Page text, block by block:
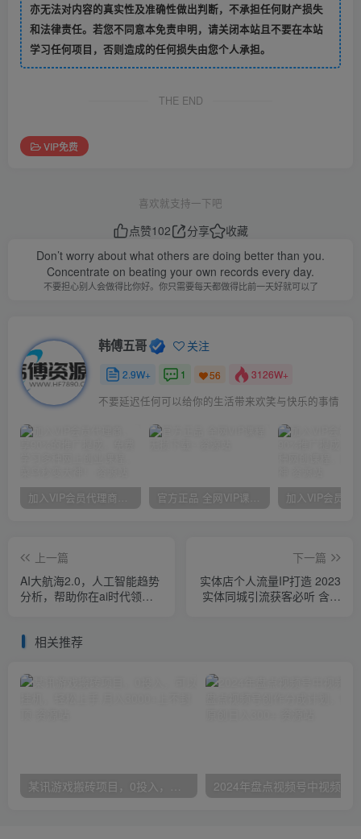
亦无法对内容的真实性及准确性做出判断，不承担任何财产损失
和法律责任。若您不同意本免责申明，请关闭本站且不要在本站
学习任何项目，否则造成的任何损失由您个人承担。
THE END
VIP免费
喜欢就支持一下吧
点赞102 分享
收藏
Don’t worry about what others are doing better than you.
Concentrate on beating your own records every day.
不要担心别人会做得比你好。你只需要每天都做得比前一天好就可以了
韩傅五哥 关注
2.9W+ 1 56 3126W+
不要延迟任何可以给你的生活带来欢笑与快乐的事情
加入VIP会员代理商，享90%的推广提成，免费学习多种网上创业课程，菜鸟秒变大神！ 官方正品 全网VIP课程 无损下载~
上一篇
AI大航海2.0，人工智能趋势
分析，帮助你在ai时代领先
下一篇
实体店个人流量IP打造 2023
实体同城引流获客必听 含直
相关推荐